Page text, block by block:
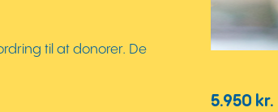
til at donorer. De
5.950 kr.